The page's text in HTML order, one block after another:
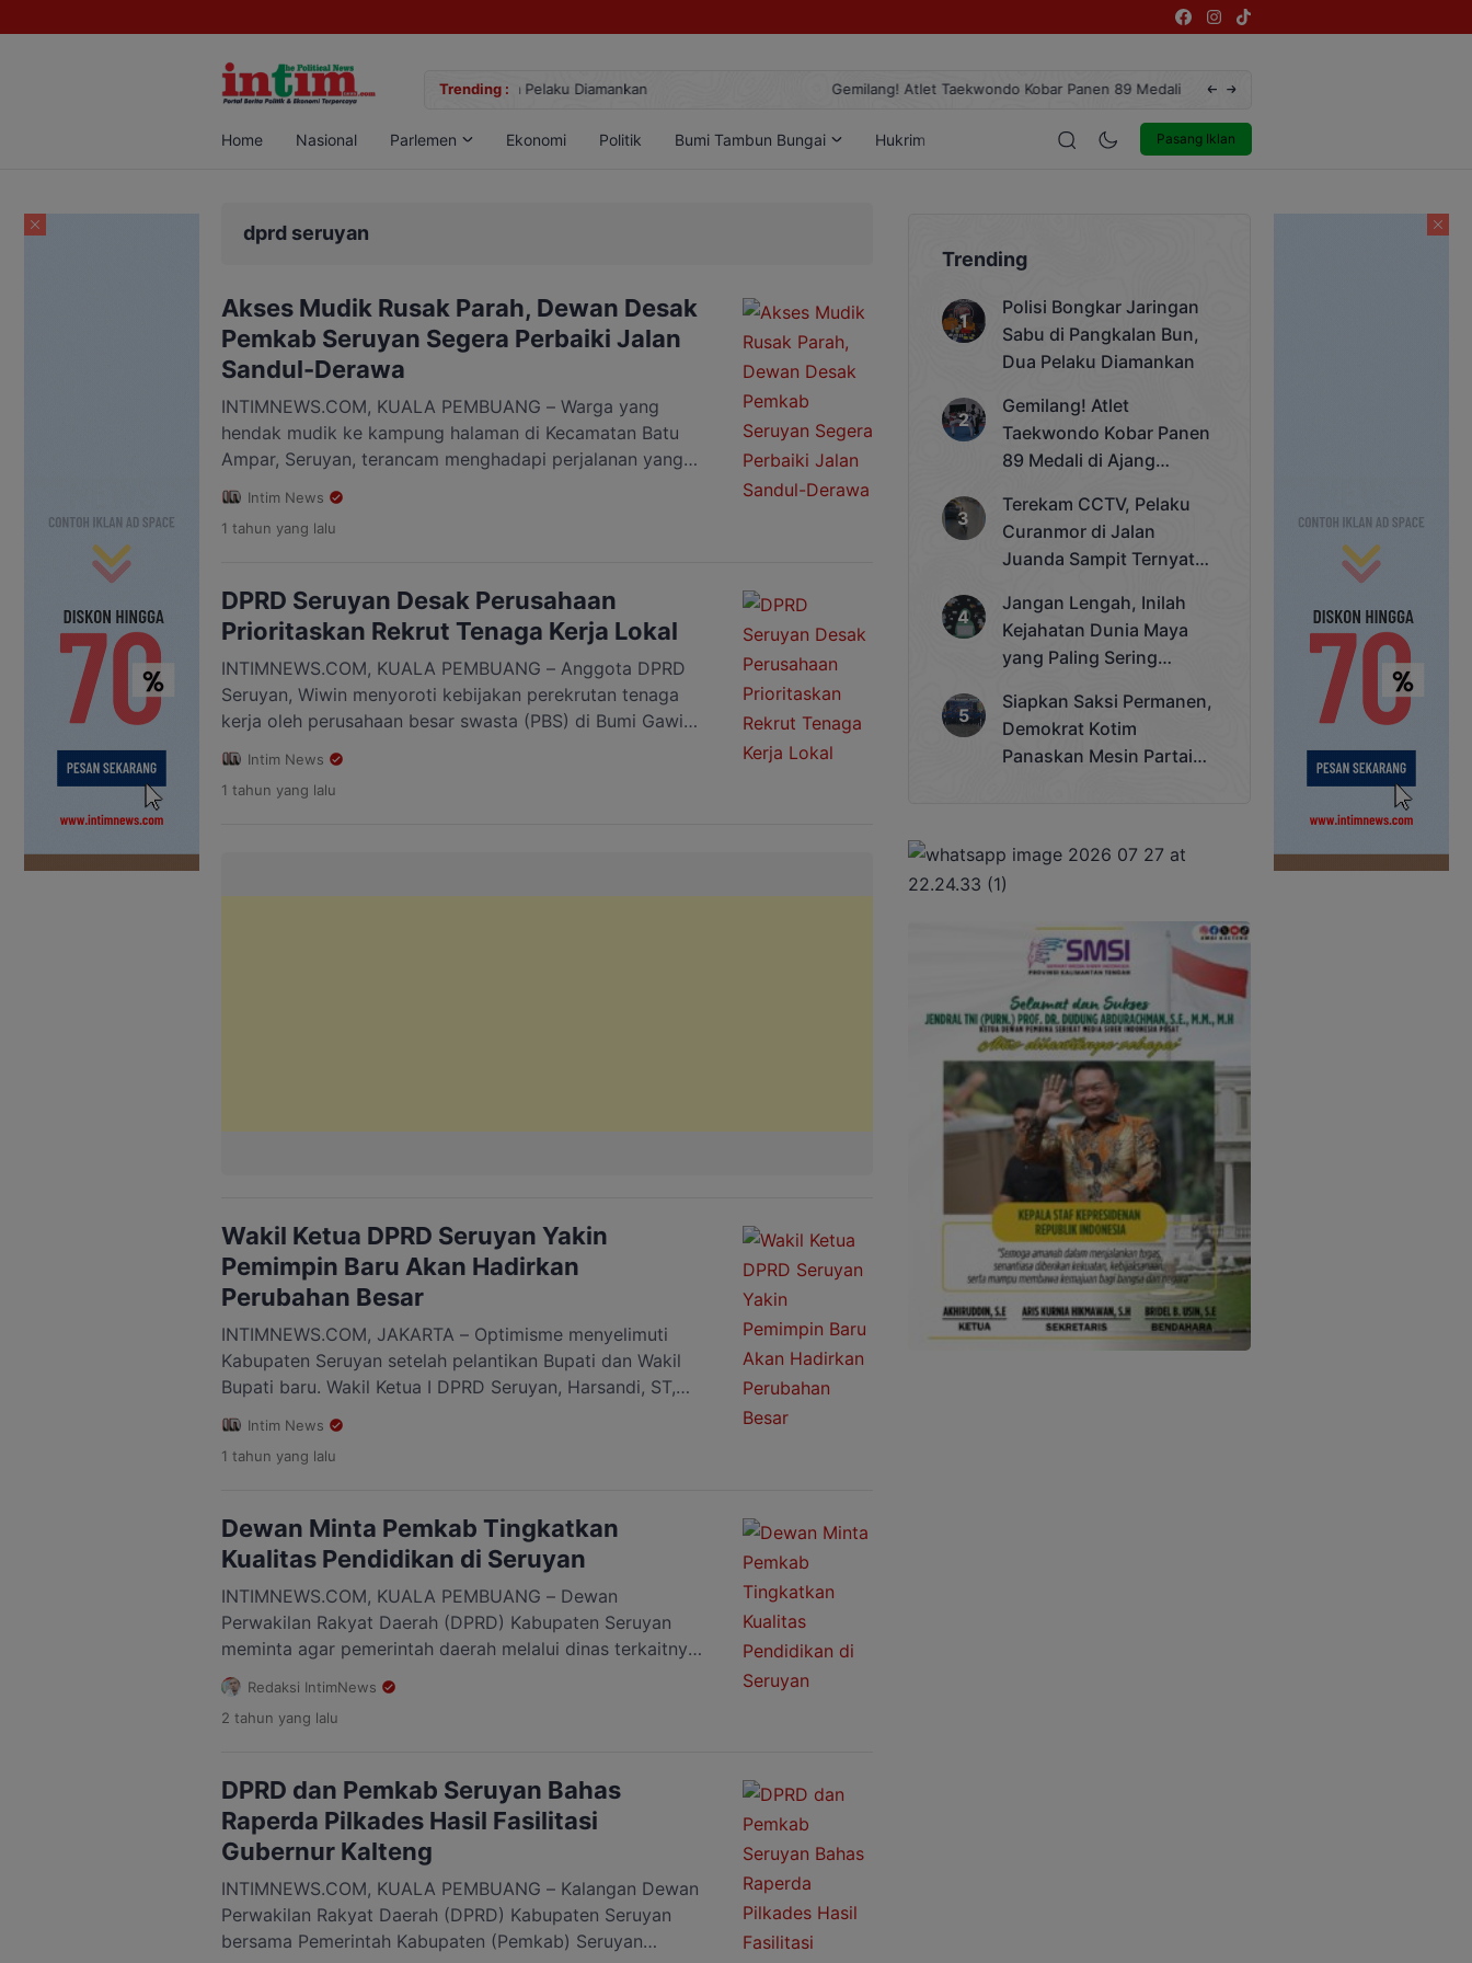
Trending :
Sabu di Pangkalan Bun, Dua Pelaku Diamankan Gemilang! Atlet Taekwondo Kobar Panen 89 Medali di Ajang Bergengsi Rektor Unda Cup 2025 Terekam CCTV, Pelaku Curanmor di
Pasang Iklan
Home Nasional Parlemen Ekonomi Politik Bumi Tambun Bungai Hukrim Entertainment
dprd seruyan
Akses Mudik Rusak Parah, Dewan Desak
Pemkab Seruyan Segera Perbaiki Jalan
Sandul-Derawa
INTIMNEWS.COM, KUALA PEMBUANG – Warga yang
hendak mudik ke kampung halaman di Kecamatan Batu
Ampar, Seruyan, terancam menghadapi perjalanan yang
sulit akibat kondisi Jalan Sandul-Derawa yang rusak
parah. Menanggapi hal ini, Anggota DPRD Seruyan, Wiwin
mendesak pemerintah daerah dan perusahaan besar
perbaikan sebelum Lebaran. “Harapannya pemerintah
daerah maupun […]
Intim News
1 tahun yang lalu
DPRD Seruyan Desak Perusahaan
Prioritaskan Rekrut Tenaga Kerja Lokal
INTIMNEWS.COM, KUALA PEMBUANG – Anggota DPRD
Seruyan, Wiwin menyoroti kebijakan perekrutan tenaga
kerja oleh perusahaan besar swasta (PBS) di Bumi Gawi
Hatantiring. Ia mendesak agar perusahaan lebih
memprioritaskan tenaga kerja lokal yang tinggal di sekitar
wilayah operasional perusahaan. “Kami selaku legislator
Intim News
1 tahun yang lalu
Wakil Ketua DPRD Seruyan Yakin
Pemimpin Baru Akan Hadirkan
Perubahan Besar
INTIMNEWS.COM, JAKARTA – Optimisme menyelimuti
Kabupaten Seruyan setelah pelantikan Bupati dan Wakil
Bupati baru. Wakil Ketua I DPRD Seruyan, Harsandi, ST,
meyakini bahwa duet kepemimpinan Ahmad Selanorwanda
dan H. Supian akan membawa perubahan besar bagi
daerah tersebut. Pelantikan yang dilakukan langsung oleh
Jakarta pada 20 Februari 2025, menjadi […]
Intim News
1 tahun yang lalu
Dewan Minta Pemkab Tingkatkan
Kualitas Pendidikan di Seruyan
INTIMNEWS.COM, KUALA PEMBUANG – Dewan
Perwakilan Rakyat Daerah (DPRD) Kabupaten Seruyan
meminta agar pemerintah daerah melalui dinas terkaitnya
dapat melakukan upaya dalam meningkatkan kualitas
pendidikan di kabupaten setempat. Hal itu disampaikan
oleh Wakil Ketua I DPRD Kabupaten Seruyan, H. Bambang
Kabupaten Seruyan. “Ya harapan saya untuk dunia
pendidikan kita […]
Redaksi IntimNews
2 tahun yang lalu
DPRD dan Pemkab Seruyan Bahas
Raperda Pilkades Hasil Fasilitasi
Gubernur Kalteng
INTIMNEWS.COM, KUALA PEMBUANG – Kalangan Dewan
Perwakilan Rakyat Daerah (DPRD) Kabupaten Seruyan
bersama Pemerintah Kabupaten (Pemkab) Seruyan
Trending
Polisi Bongkar Jaringan
Sabu di Pangkalan Bun,
Dua Pelaku Diamankan
Gemilang! Atlet
Taekwondo Kobar Panen
89 Medali di Ajang
Cup 2025
Terekam CCTV, Pelaku
Curanmor di Jalan
Juanda Sampit Ternyata
Jangan Lengah, Inilah
Kejahatan Dunia Maya
yang Paling Sering
Siapkan Saksi Permanen,
Demokrat Kotim
Panaskan Mesin Partai